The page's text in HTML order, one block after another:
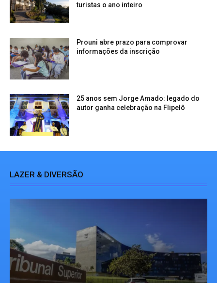
turistas o ano inteiro
Prouni abre prazo para comprovar
informações da inscrição
25 anos sem Jorge Amado: legado do
autor ganha celebração na Flipelô
LAZER & DIVERSÃO